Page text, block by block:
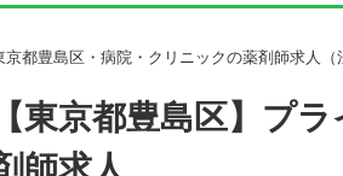
京都豊島区・病院・クリニックの薬剤師求人（
【東京都豊島区】プ
師求人